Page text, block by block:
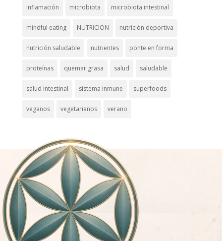
inflamación microbiota microbiota intestinal
mindful eating NUTRICION nutrición deportiva
nutrición saludable nutrientes ponte en forma
proteínas quemar grasa salud saludable
salud intestinal sistema inmune superfoods
veganos vegetarianos verano